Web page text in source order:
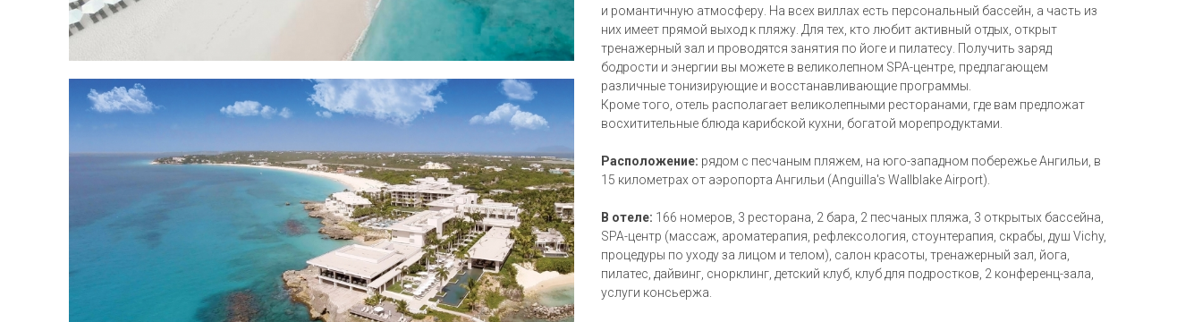
и романтичную атмосферу. На всех виллах есть персональный бассейн, а часть из
них имеет прямой выход к пляжу. Для тех, кто любит активный отдых, открыт
тренажерный зал и проводятся занятия по йоге и пилатесу. Получить заряд
бодрости и энергии вы можете в великолепном SPA-центре, предлагающем
различные тонизирующие и восстанавливающие программы.
Кроме того, отель располагает великолепными ресторанами, где вам предложат
восхитительные блюда карибской кухни, богатой морепродуктами.
Расположение: рядом с песчаным пляжем, на юго-западном побережье Ангильи, в
15 километрах от аэропорта Ангильи (Anguilla's Wallblake Airport).
В отеле: 166 номеров, 3 ресторана, 2 бара, 2 песчаных пляжа, 3 открытых бассейна,
SPA-центр (массаж, ароматерапия, рефлексология, стоунтерапия, скрабы, душ Vichy,
процедуры по уходу за лицом и телом), салон красоты, тренажерный зал, йога,
пилатес, дайвинг, снорклинг, детский клуб, клуб для подростков, 2 конференц-зала,
услуги консьержа.